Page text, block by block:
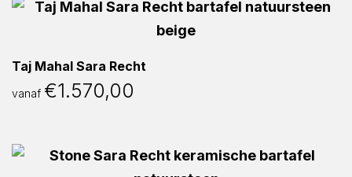
Taj Mahal Sara Recht
vanaf €1.570,00